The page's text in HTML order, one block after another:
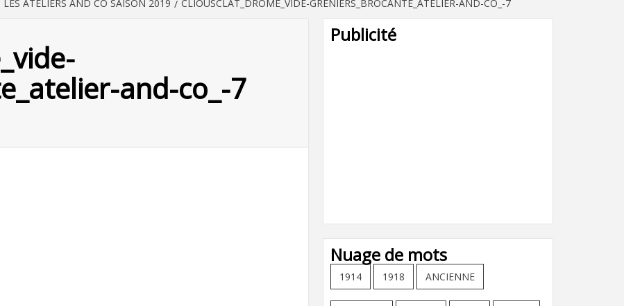
ATELIERS AND CO SAISON 2019 CLIOUSCLAT_DROME_VIDE-GRENIERS_BROCANTE_ATELIER-AND-CO_-7
and-co_-7
Publicité
Nuage de mots
1914 1918 ANCIENNE